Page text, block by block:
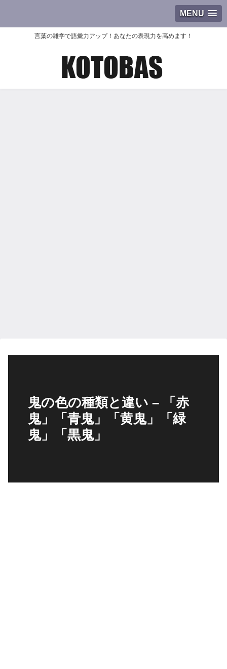
MENU
言葉の雑学で語彙力アップ！あなたの表現力を高めます！
鬼の色の種類と違い – 「赤
鬼」「青鬼」「黄鬼」「緑
鬼」「黒鬼」